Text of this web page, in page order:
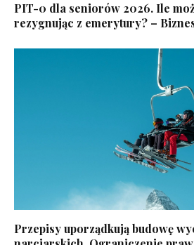
PIT-0 dla seniorów 2026. Ile
rezygnując z emerytury? –
Przepisy uporządkują budowę